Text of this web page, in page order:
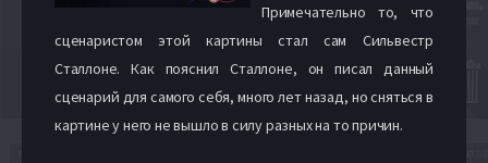
Примечательно то, что
сценаристом этой картины стал сам Сильвестр
Сталлоне. Как пояснил Сталлоне, он писал данный
сценарий для самого себя, много лет назад, но сняться в
картине у него не вышло в силу разных на то причин.